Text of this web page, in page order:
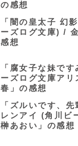
の感想
「闇の皇太子 幻
ーズログ文庫) /
感想
「腐女子な妹で
ーズログ文庫アリ
春」の感想
「ズルいです、
レンアイ (角川ビ
榊あおい」の感想